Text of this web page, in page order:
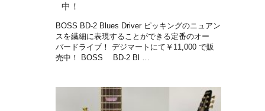
中！
BOSS BD-2 Blues Driver ピッキングのニュアン
スを繊細に表現することができる定番のオー
バードライブ！ デジマートにて￥11,000 で販
売中！ BOSS BD-2 Bl …